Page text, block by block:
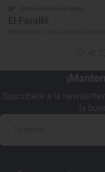
Suscríbete a la
la